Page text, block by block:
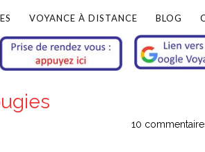
VOYANCE À DISTANCE BLOG
10